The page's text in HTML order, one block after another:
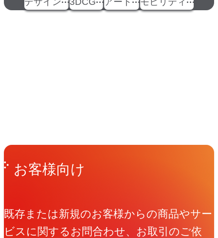
Get in Touchお問い合わせ
お客様向け
既存または新規のお客様からの商品やサー
ビスに関するお問合わせ、お取引のご依